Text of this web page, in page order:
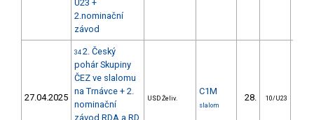
U23 +
2.nominační
závod
27.04.2025
34 2. Český
pohár Skupiny
ČEZ ve slalomu
na Trnávce + 2.
nominační
závod RDA a RD
USD Želiv.
C1M
slalom
28. 10/U23